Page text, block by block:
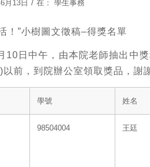
月13日 / 在： 學生事務
！”小樹圖文徵稿–得獎名單
日中午，由本院老師抽出中
以前，到院辦公室領取獎品，謝
學號 姓名
98504004 王廷